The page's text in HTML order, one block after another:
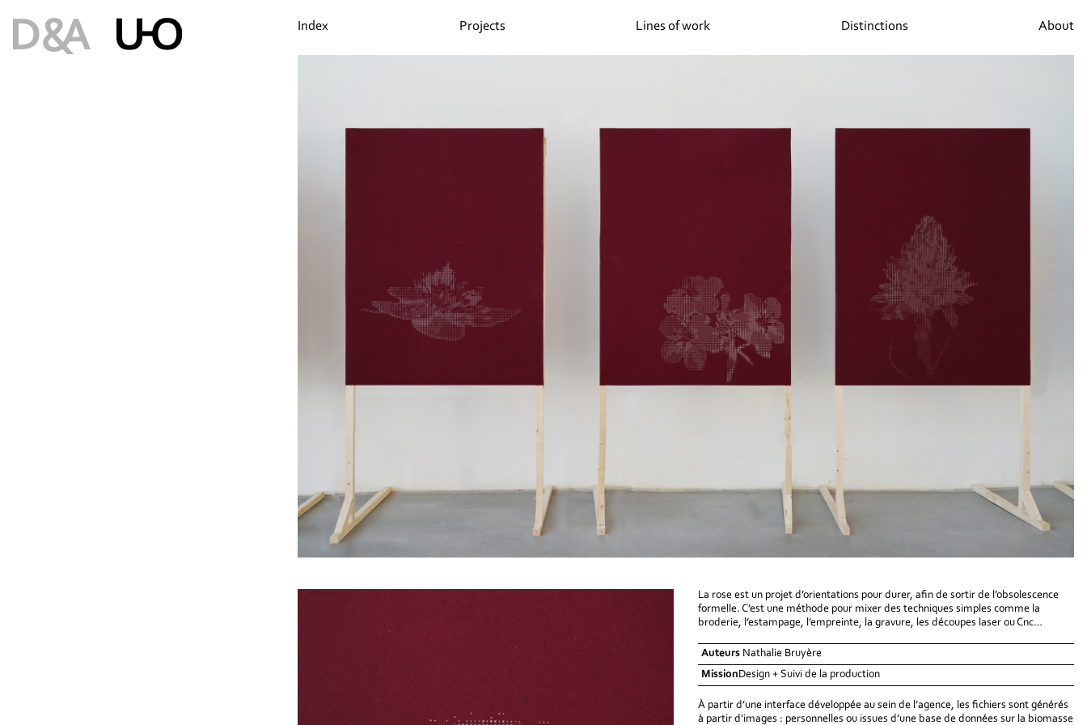
Index Projects Lines of work Distinctions About
La rose est un projet d’orientations pour durer, afin de sortir de l’obsolescence
formelle. C’est une méthode pour mixer des techniques simples comme la
broderie, l’estampage, l’empreinte, la gravure, les découpes laser ou Cnc…
Auteurs Nathalie Bruyère
Mission ​Design + Suivi de la production
À partir d’une interface développée au sein de l’agence, les fichiers sont générés
à partir d’images : personnelles ou issues d’une base de données sur la biomasse